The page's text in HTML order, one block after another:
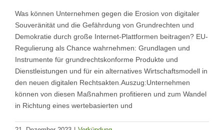
Was können Unternehmen gegen die Erosion von digitaler
Souveränität und die Gefährdung von Grundrechten und
Demokratie durch große Internet-Plattformen beitragen? EU-
Regulierung als Chance wahrnehmen: Grundlagen und
Instrumente für grundrechtskonforme Produkte und
Dienstleistungen und für ein alternatives Wirtschaftsmodell in
den neuen digitalen Rechtsakten.Auszug:Unternehmen
können von diesen Maßnahmen profitieren und zum Wandel
in Richtung eines wertebasierten und